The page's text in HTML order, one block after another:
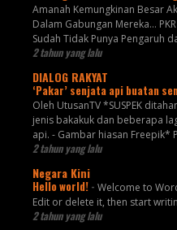
Amanah Kemungkinan Besar
Dalam Gabungan Mereka…
Sudah Tidak Punya Pengaruh
2 tahun yang lalu
DIALOG RAKYAT
‘Pakar’ senjata api buatan
Oleh UtusanTV *SUSPEK
jenis bakakuk dan beberapa
api. - Gambar hiasan Freepik*
2 tahun yang lalu
Negara Kini
Hello world! - Welcome to
Edit or delete it, then start
2 tahun yang lalu